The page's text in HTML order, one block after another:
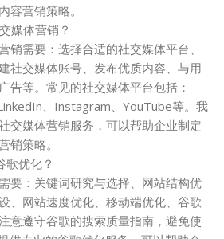
容营销策略。
媒体营销？
销需要：选择合适的社交媒体平台、
社交媒体账号、发布优质内容、与用
告等。常见的社交媒体平台包括：
、Instagram、YouTube等。我
交媒体营销服务，可以帮助企业制定
销策略。
歌优化？
要：关键词研究与选择、网站结构优
、网站速度优化、移动端优化、谷歌
意遵守谷歌的搜索质量指南，避免使